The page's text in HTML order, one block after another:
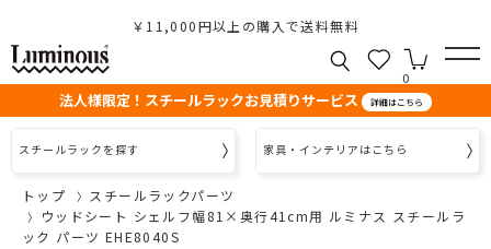
￥11,000円以上の購入で送料無料
0
法人様限定！スチールラックお見積りサービス 詳細はこちら
スチールラックを探す 家具・インテリアはこちら
トップ
スチールラックパーツ
ウッドシート シェルフ幅81×奥行41cm用 ルミナス スチールラ
ック パーツ EHE8040S